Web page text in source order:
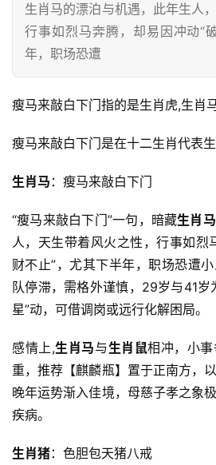
生肖马的漂泊与机遇，此年生人
行事如烈马奔腾，却易因冲动“
年，职场恐遭
瘦马来敲白下门指的是生肖虎,生肖
瘦马来敲白下门是在十二生肖代表
生肖马 ：瘦马来敲白下门
“瘦马来敲白下门”一句，暗藏生肖马
人，天生带着风火之性，行事如烈
财不止”，尤其下半年，职场恐遭
队停滞，需格外谨慎，29岁与41岁
星”动，可借调岗或远行化解困局。
感情上,生肖马与生肖鼠相冲，小
重，推荐【麒麟瓶】置于正南方，
晚年运势渐入佳境，母慈子孝之象
疾病。
生肖猪：色胆包天猪八戒